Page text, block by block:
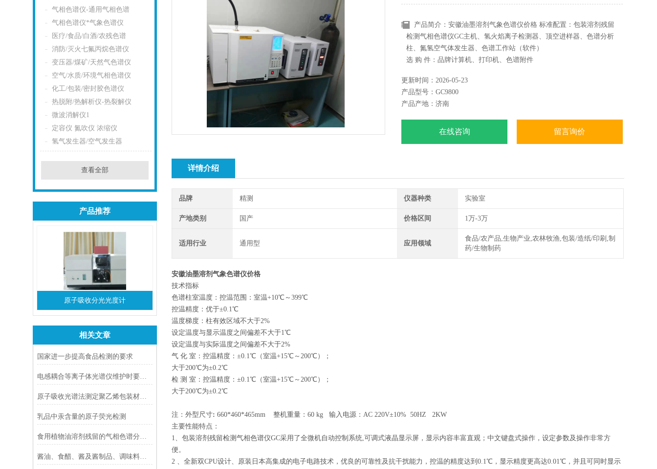
点击
气相色谱仪-通用气相色谱
气相色谱仪*气象色谱仪
医疗/食品/白酒/农残色谱
消防/灭火七氟丙烷色谱仪
变压器/煤矿/天然气色谱仪
空气/水质/环境气相色谱仪
化工/包装/密封胶色谱仪
热脱附/热解析仪-热裂解仪
微波消解仪1
定容仪 氮吹仪 浓缩仪
氢气发生器/空气发生器
查看全部
产品推荐
原子吸收分光光度计
相关文章
国家进一步提高食品检测的要求
电感耦合等离子体光谱仪维护时要注意哪几点
原子吸收光谱法测定聚乙烯包装材料中的铅
乳品中汞含量的原子荧光检测
食用植物油溶剂残留的气相色谱分析方法
酱油、食醋、酱及酱制品、调味料检测标准
产品简介：安徽油墨溶剂气象色谱仪价格 标准配置：包装溶剂残留
检测气相色谱仪GC主机、氢火焰离子检测器、顶空进样器、色谱分析
柱、氮氢空气体发生器、色谱工作站（软件）
选 购 件：品牌计算机、打印机、色谱附件
更新时间：2026-05-23
产品型号：GC9800
产品产地：济南
在线咨询 留言询价
详情介绍
品牌 精测 仪器种类 实验室
产地类别 国产 价格区间 1万-3万
适用行业 通用型 应用领域
食品/农产品,生物产业,农林牧渔,包装/造纸/印刷,制
药/生物制药
安徽油墨溶剂气象色谱仪价格
技术指标
色谱柱室温度：控温范围：室温+10℃～399℃
控温精度：优于±0.1℃
温度梯度：柱有效区域不大于2%
设定温度与显示温度之间偏差不大于1℃
设定温度与实际温度之间偏差不大于2%
气 化 室：控温精度：±0.1℃（室温+15℃～200℃）；
大于200℃为±0.2℃
检 测 室：控温精度：±0.1℃（室温+15℃～200℃）；
大于200℃为±0.2℃
注：外型尺寸: 660*460*465mm 整机重量：60 kg 输入电源：AC 220V±10% 50HZ 2KW
主要性能特点：
1、包装溶剂残留检测气相色谱仪GC采用了全微机自动控制系统,可调式液晶显示屏，显示内容丰富直观；中文键盘式操作，设定参数及操作非常方
便。
2 、全新双CPU设计、原装日本高集成的电子电路技术，优良的可靠性及抗干扰能力，控温的精度达到0.1℃，显示精度更高达0.01℃，并且可同时显示